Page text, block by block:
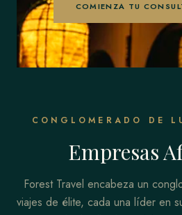
COMIENZA TU
CONGLOMERADO DE
Empresas
Forest Travel encabeza un
viajes de élite, cada una líder en